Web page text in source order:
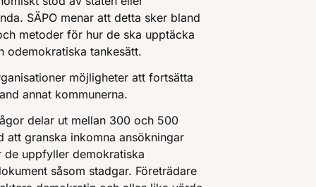
SÄPO menar att detta sker bland
metoder för hur de ska upptäcka
odemokratiska tankesätt.
möjligheter att fortsätta
annat kommunerna.
delar ut mellan 300 och 500
granska inkomna ansökningar
de uppfyller demokratiska
såsom stadgar. Företrädare